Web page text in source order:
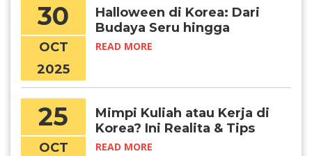
30
OCT
2025
Halloween di Korea: Dari
Budaya Seru hingga
Tragedi Itaewon, dan
READ MORE
25
OCT
Mimpi Kuliah atau Kerja di
Korea? Ini Realita & Tips
Suksesnya, Chingudeul!
READ MORE